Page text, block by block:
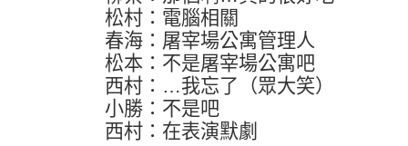
松村：電腦相關
春海：屠宰場公寓管理人
松本：不是屠宰場公寓吧
西村：…我忘了（眾大笑）
小勝：不是吧
西村：在表演默劇